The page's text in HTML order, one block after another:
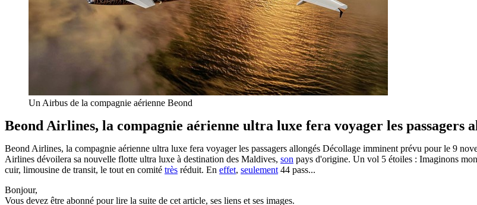
Un Airbus de la compagnie aérienne Beond
Beond Airlines, la compagnie aérienne ultra luxe fera voyager les passagers
Beond Airlines, la compagnie aérienne ultra luxe fera voyager les passagers allongés Décollage imminent prévu pour le 9
Airlines dévoilera sa nouvelle flotte ultra luxe à destination des Maldives, son pays d'origine. Un vol 5 étoiles : Imaginons
cuir, limousine de transit, le tout en comité très réduit. En effet, seulement 44 pass...
Bonjour,
Vous devez être abonné pour lire la suite de cet article, ses liens et ses images.